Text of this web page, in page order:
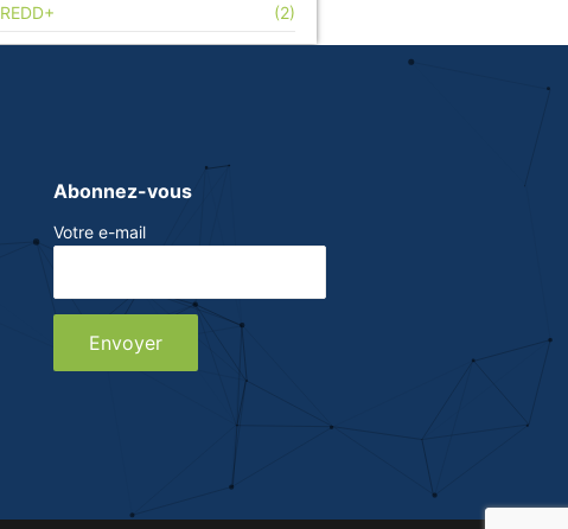
REDD+ (2)
Abonnez-vous
Votre e-mail